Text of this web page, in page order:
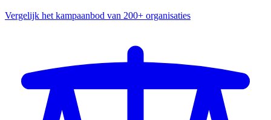
Vergelijk het kampaanbod van 200+ organisaties